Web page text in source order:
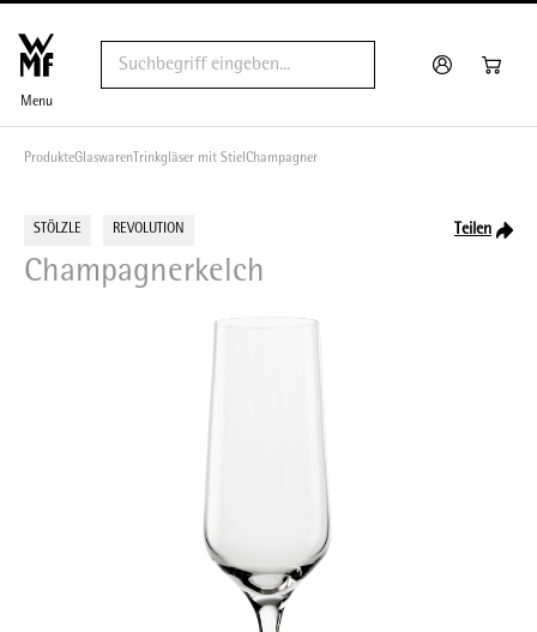
Menu
ProdukteGlaswaren Trinkgläser mit Stiel Champagner
STÖLZLE REVOLUTION Teilen
Champagnerkelch